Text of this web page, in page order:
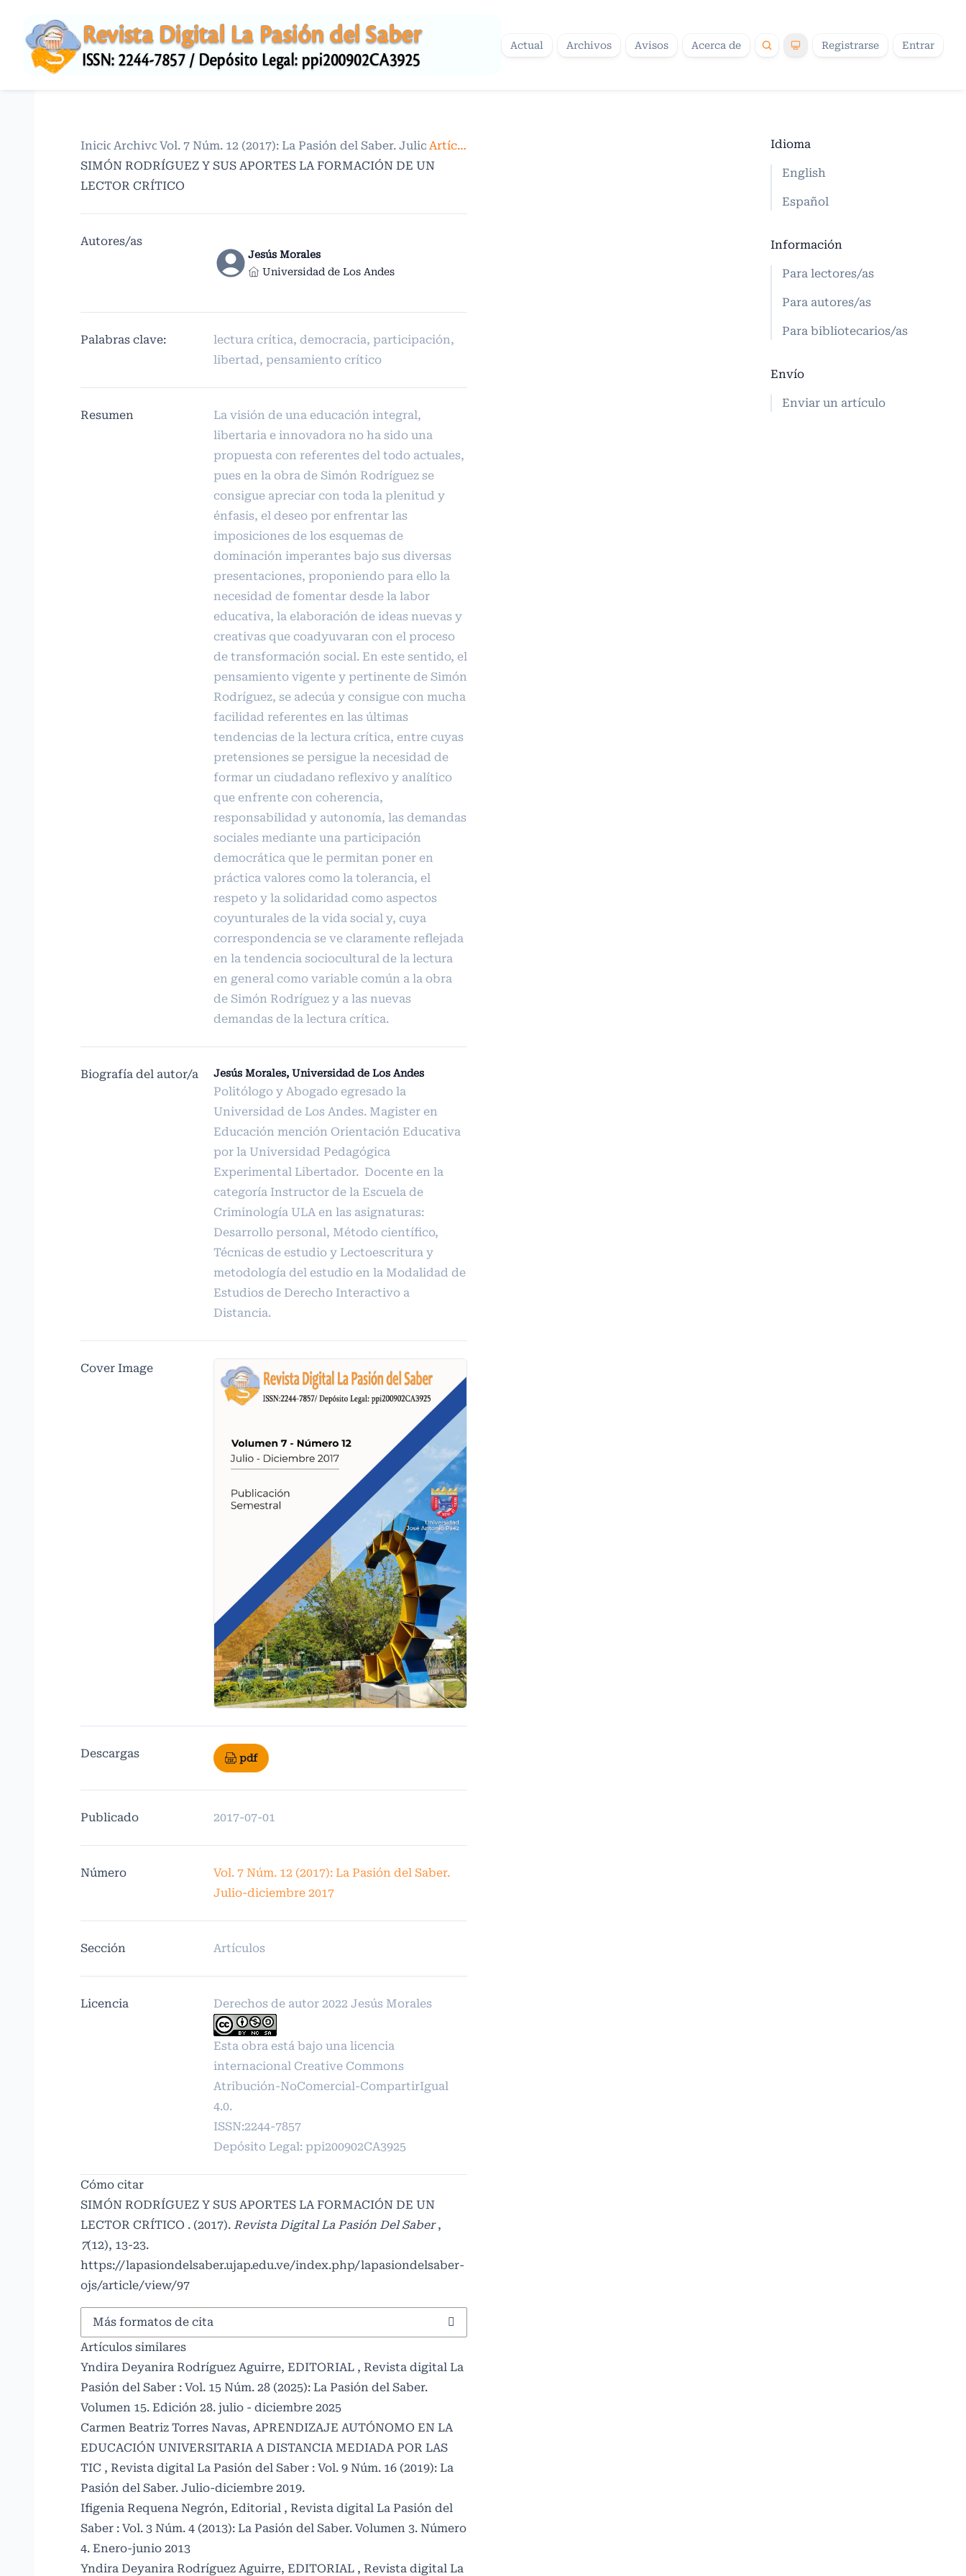
Actual Archivos Avisos Acerca de Registrarse Entrar
Inicio /
Archivos /
Vol. 7 Núm. 12 (2017): La Pasión del Saber. Julio-diciembre 2017
Artículos
SIMÓN RODRÍGUEZ Y SUS APORTES LA FORMACIÓN DE UN
LECTOR CRÍTICO
Autores/as
Jesús Morales
Universidad de Los Andes
Palabras clave:
lectura crítica, democracia, participación,
libertad, pensamiento crítico
Resumen
La visión de una educación integral,
libertaria e innovadora no ha sido una
propuesta con referentes del todo actuales,
pues en la obra de Simón Rodríguez se
consigue apreciar con toda la plenitud y
énfasis, el deseo por enfrentar las
imposiciones de los esquemas de
dominación imperantes bajo sus diversas
presentaciones, proponiendo para ello la
necesidad de fomentar desde la labor
educativa, la elaboración de ideas nuevas y
creativas que coadyuvaran con el proceso
de transformación social. En este sentido, el
pensamiento vigente y pertinente de Simón
Rodríguez, se adecúa y consigue con mucha
facilidad referentes en las últimas
tendencias de la lectura crítica, entre cuyas
pretensiones se persigue la necesidad de
formar un ciudadano reflexivo y analítico
que enfrente con coherencia,
responsabilidad y autonomía, las demandas
sociales mediante una participación
democrática que le permitan poner en
práctica valores como la tolerancia, el
respeto y la solidaridad como aspectos
coyunturales de la vida social y, cuya
correspondencia se ve claramente reflejada
en la tendencia sociocultural de la lectura
en general como variable común a la obra
de Simón Rodríguez y a las nuevas
demandas de la lectura crítica.
Biografía del autor/a Jesús Morales, Universidad de Los Andes
Politólogo y Abogado egresado la
Universidad de Los Andes. Magister en
Educación mención Orientación Educativa
por la Universidad Pedagógica
Experimental Libertador. Docente en la
categoría Instructor de la Escuela de
Criminología ULA en las asignaturas:
Desarrollo personal, Método científico,
Técnicas de estudio y Lectoescritura y
metodología del estudio en la Modalidad de
Estudios de Derecho Interactivo a
Distancia.
Cover Image
Descargas pdf
Publicado 2017-07-01
Número
Vol. 7 Núm. 12 (2017): La Pasión del Saber.
Julio-diciembre 2017
Sección Artículos
Licencia Derechos de autor 2022 Jesús Morales
Esta obra está bajo una licencia
internacional Creative Commons
Atribución-NoComercial-CompartirIgual
4.0.
ISSN:2244-7857
Depósito Legal: ppi200902CA3925
Cómo citar
SIMÓN RODRÍGUEZ Y SUS APORTES LA FORMACIÓN DE UN
LECTOR CRÍTICO . (2017). Revista Digital La Pasión Del Saber,
7(12), 13-23.
https://lapasiondelsaber.ujap.edu.ve/index.php/lapasiondelsaber-
ojs/article/view/97
Más formatos de cita
Artículos similares
Yndira Deyanira Rodríguez Aguirre, EDITORIAL , Revista digital La
Pasión del Saber : Vol. 15 Núm. 28 (2025): La Pasión del Saber.
Volumen 15. Edición 28. julio - diciembre 2025
Carmen Beatriz Torres Navas, APRENDIZAJE AUTÓNOMO EN LA
EDUCACIÓN UNIVERSITARIA A DISTANCIA MEDIADA POR LAS
TIC , Revista digital La Pasión del Saber : Vol. 9 Núm. 16 (2019): La
Pasión del Saber. Julio-diciembre 2019.
Ifigenia Requena Negrón, Editorial , Revista digital La Pasión del
Saber : Vol. 3 Núm. 4 (2013): La Pasión del Saber. Volumen 3. Número
4. Enero-junio 2013
Yndira Deyanira Rodríguez Aguirre, EDITORIAL , Revista digital La
Idioma
English
Español
Información
Para lectores/as
Para autores/as
Para bibliotecarios/as
Envío
Enviar un artículo